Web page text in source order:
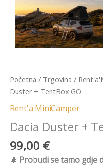
Početna / Trgovina /
Duster + TentBox GO
Rent'a'MiniCamper
Dacia Duster +
99,00 €
🌲 Probudi se tamo gdje